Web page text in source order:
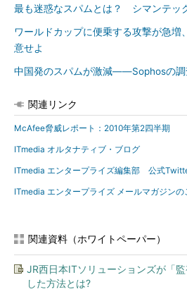
最も迷惑なスパムとは？ シマンテッ
ワールドカップに便乗する攻撃が急増
意せよ
中国発のスパムが激減――Sophosの調
関連リンク
McAfee脅威レポート：2010年第2四半期
ITmedia オルタナティブ・ブログ
ITmedia エンタープライズ編集部 公式
ITmedia エンタープライズ メールマガジンの
関連資料（ホワイトペーパー）
JR西日本ITソリューションズが「
した方法とは?